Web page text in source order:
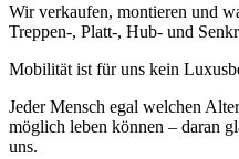
Wir verkaufen, montieren und
Treppen-, Platt-, Hub- und
Mobilität ist für uns kein
Jeder Mensch egal welchen
möglich leben können – daran
uns.